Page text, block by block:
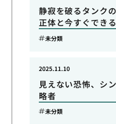
静寂を破るタンク
正体と今すぐでき
未分類
見えない恐怖、シ
略者
2025.11.10
未分類